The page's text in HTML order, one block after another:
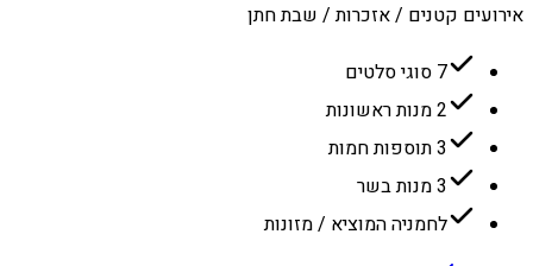
אירועים קטנים / אזכרות / שבת חתן
7 סוגי סלטים
2 מנות ראשונות
3 תוספות חמות
3 מנות בשר
לחמניה המוציא / מזונות